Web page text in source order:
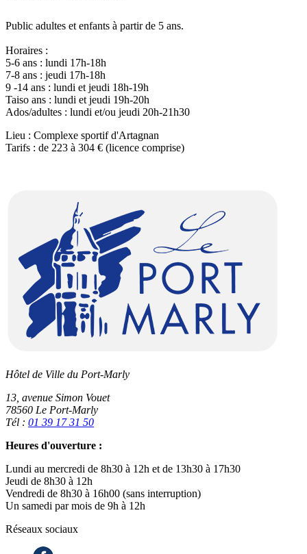
Public adultes et enfants à partir de 5 ans.
Horaires :
5-6 ans : lundi 17h-18h
7-8 ans : jeudi 17h-18h
9 -14 ans : lundi et jeudi 18h-19h
Taiso ans : lundi et jeudi 19h-20h
Ados/adultes : lundi et/ou jeudi 20h-21h30
Lieu : Complexe sportif d'Artagnan
Tarifs : de 223 à 304 € (licence comprise)
Hôtel de Ville du Port-Marly
13, avenue Simon Vouet
78560 Le Port-Marly
Tél : 01 39 17 31 50
Heures d'ouverture :
Lundi au mercredi de 8h30 à 12h et de 13h30 à 17h30
Jeudi de 8h30 à 12h
Vendredi de 8h30 à 16h00 (sans interruption)
Un samedi par mois de 9h à 12h
Réseaux sociaux